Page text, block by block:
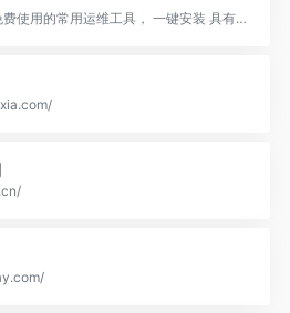
德迅工具箱是一款免费使用的常用运维工具， 一键安装 具有GM需要的多界面 IIS 端口修改 网盘 输入法 SQL等